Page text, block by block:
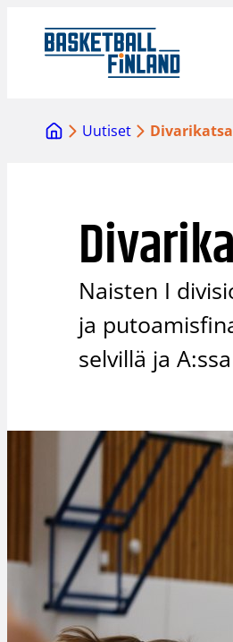
sisältöön
Uutiset
Naisten I
ja
selvillä ja